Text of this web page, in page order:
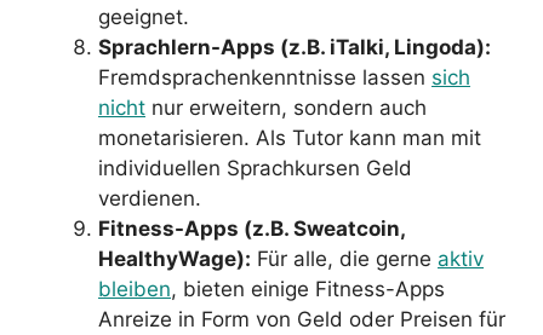
geeignet.
Sprachlern-Apps (z.B. iTalki, Lingoda):
Fremdsprachenkenntnisse lassen sich
nicht nur erweitern, sondern auch
monetarisieren. Als Tutor kann man mit
individuellen Sprachkursen Geld
verdienen.
Fitness-Apps (z.B. Sweatcoin,
HealthyWage): Für alle, die gerne aktiv
bleiben, bieten einige Fitness-Apps
Anreize in Form von Geld oder Preisen für